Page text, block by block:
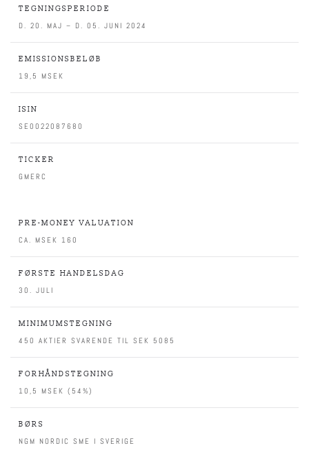
TEGNINGSPERIODE
D. 20. MAJ – D. 05. JUNI 2024
EMISSIONSBELØB
19,5 MSEK
ISIN
SE0022087680
TICKER
GMERC
PRE-MONEY VALUATION
CA. MSEK 160
FØRSTE HANDELSDAG
30. JULI
MINIMUMSTEGNING
450 AKTIER SVARENDE TIL SEK 5085
FORHÅNDSTEGNING
10,5 MSEK (54%)
BØRS
NGM NORDIC SME I SVERIGE